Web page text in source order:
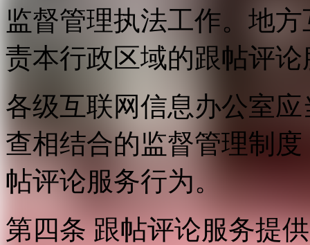
监督管理执法工作。地
责本行政区域的跟帖评
各级互联网信息办公室
查相结合的监督管理制
帖评论服务行为。
第四条 跟帖评论服务提